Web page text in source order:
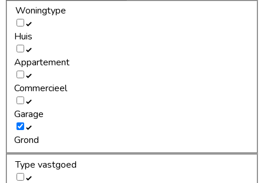
Woningtype
Huis
Appartement
Commercieel
Garage
Grond
Type vastgoed